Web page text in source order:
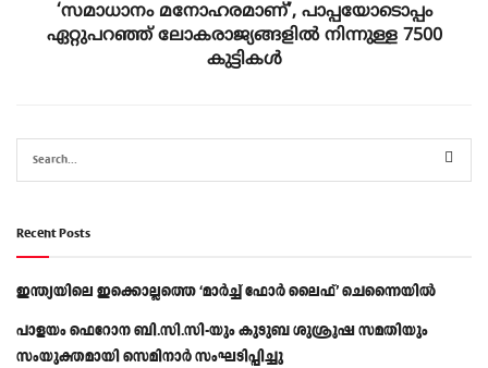
‘സമാധാനം മനോഹരമാണ്’, പാപ്പയോടൊപ്പം
ഏറ്റുപറഞ്ഞ് ലോകരാജ്യങ്ങളിൽ നിന്നുള്ള 7500
കുട്ടികൾ
Recent Posts
ഇന്ത്യയിലെ ഇക്കൊല്ലത്തെ ‘മാർച്ച് ഫോർ ലൈഫ്’ ചെന്നൈയിൽ
പാളയം ഫെറോന ബി.സി.സി-യും കുടുബ ശുശ്രൂഷ സമതിയും
സംയുക്തമായി സെമിനാർ സംഘടിപ്പിച്ചു